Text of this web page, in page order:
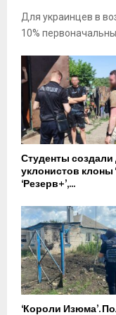
Для украинцев в
10%
Студенты создали
уклонистов клоны
‘Резерв+’,...
‘Короли Изюма’.